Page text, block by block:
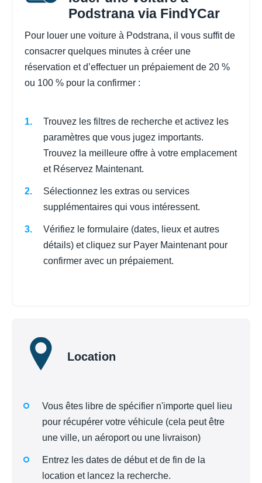
Podstrana via FindYCar
Pour louer une voiture à Podstrana, il vous suffit de
consacrer quelques minutes à créer une
réservation et d’effectuer un prépaiement de 20 %
ou 100 % pour la confirmer :
Trouvez les filtres de recherche et activez les
paramètres que vous jugez importants.
Trouvez la meilleure offre à votre emplacement
et Réservez Maintenant.
Sélectionnez les extras ou services
supplémentaires qui vous intéressent.
Vérifiez le formulaire (dates, lieux et autres
détails) et cliquez sur Payer Maintenant pour
confirmer avec un prépaiement.
Location
Vous êtes libre de spécifier n'importe quel lieu
pour récupérer votre véhicule (cela peut être
une ville, un aéroport ou une livraison)
Entrez les dates de début et de fin de la
location et lancez la recherche.